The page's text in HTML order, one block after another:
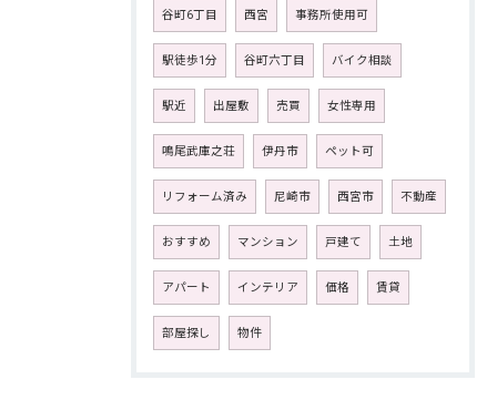
谷町6丁目 西宮 事務所使用可
駅徒歩1分 谷町六丁目 バイク相談
駅近 出屋敷 売買 女性専用
鳴尾武庫之荘 伊丹市 ペット可
リフォーム済み 尼崎市 西宮市 不動産
おすすめ マンション 戸建て 土地
アパート インテリア 価格 賃貸
部屋探し 物件